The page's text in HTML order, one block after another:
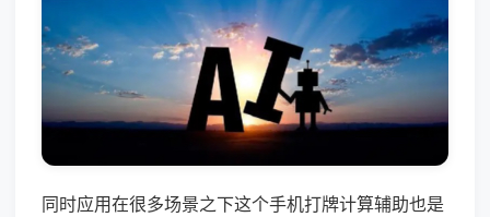
同时应用在很多场景之下这个手机打牌计算辅助也是